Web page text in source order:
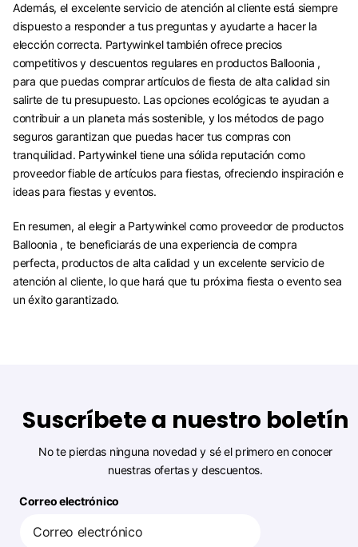
Además, el excelente servicio de atención al cliente está siempre
dispuesto a responder a tus preguntas y ayudarte a hacer la
elección correcta. Partywinkel también ofrece precios
competitivos y descuentos regulares en productos Balloonia ,
para que puedas comprar artículos de fiesta de alta calidad sin
salirte de tu presupuesto. Las opciones ecológicas te ayudan a
contribuir a un planeta más sostenible, y los métodos de pago
seguros garantizan que puedas hacer tus compras con
tranquilidad. Partywinkel tiene una sólida reputación como
proveedor fiable de artículos para fiestas, ofreciendo inspiración e
ideas para fiestas y eventos.
En resumen, al elegir a Partywinkel como proveedor de productos
Balloonia , te beneficiarás de una experiencia de compra
perfecta, productos de alta calidad y un excelente servicio de
atención al cliente, lo que hará que tu próxima fiesta o evento sea
un éxito garantizado.
Suscríbete a nuestro boletín
No te pierdas ninguna novedad y sé el primero en conocer
nuestras ofertas y descuentos.
Correo electrónico